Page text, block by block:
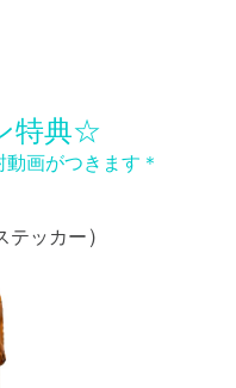
特典☆
画がつきます＊
テッカー ）